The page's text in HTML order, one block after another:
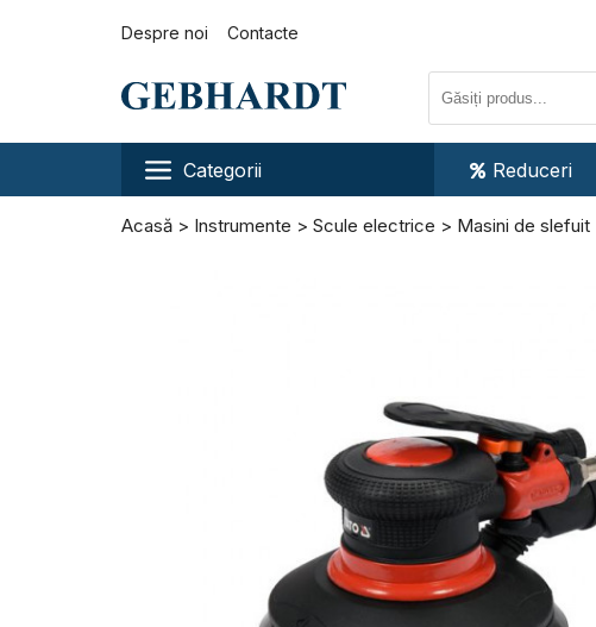
Despre noi Contacte
Categorii Reduceri
Acasă Instrumente Scule electrice Masini de slefuit